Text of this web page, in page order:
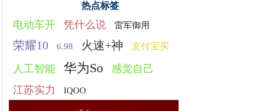
热点标签
电动车开 凭什么说 雷军御用
荣耀10 6.98 火速+神 支付宝买
人工智能 华为So
感觉自己
江苏实力
IQOO